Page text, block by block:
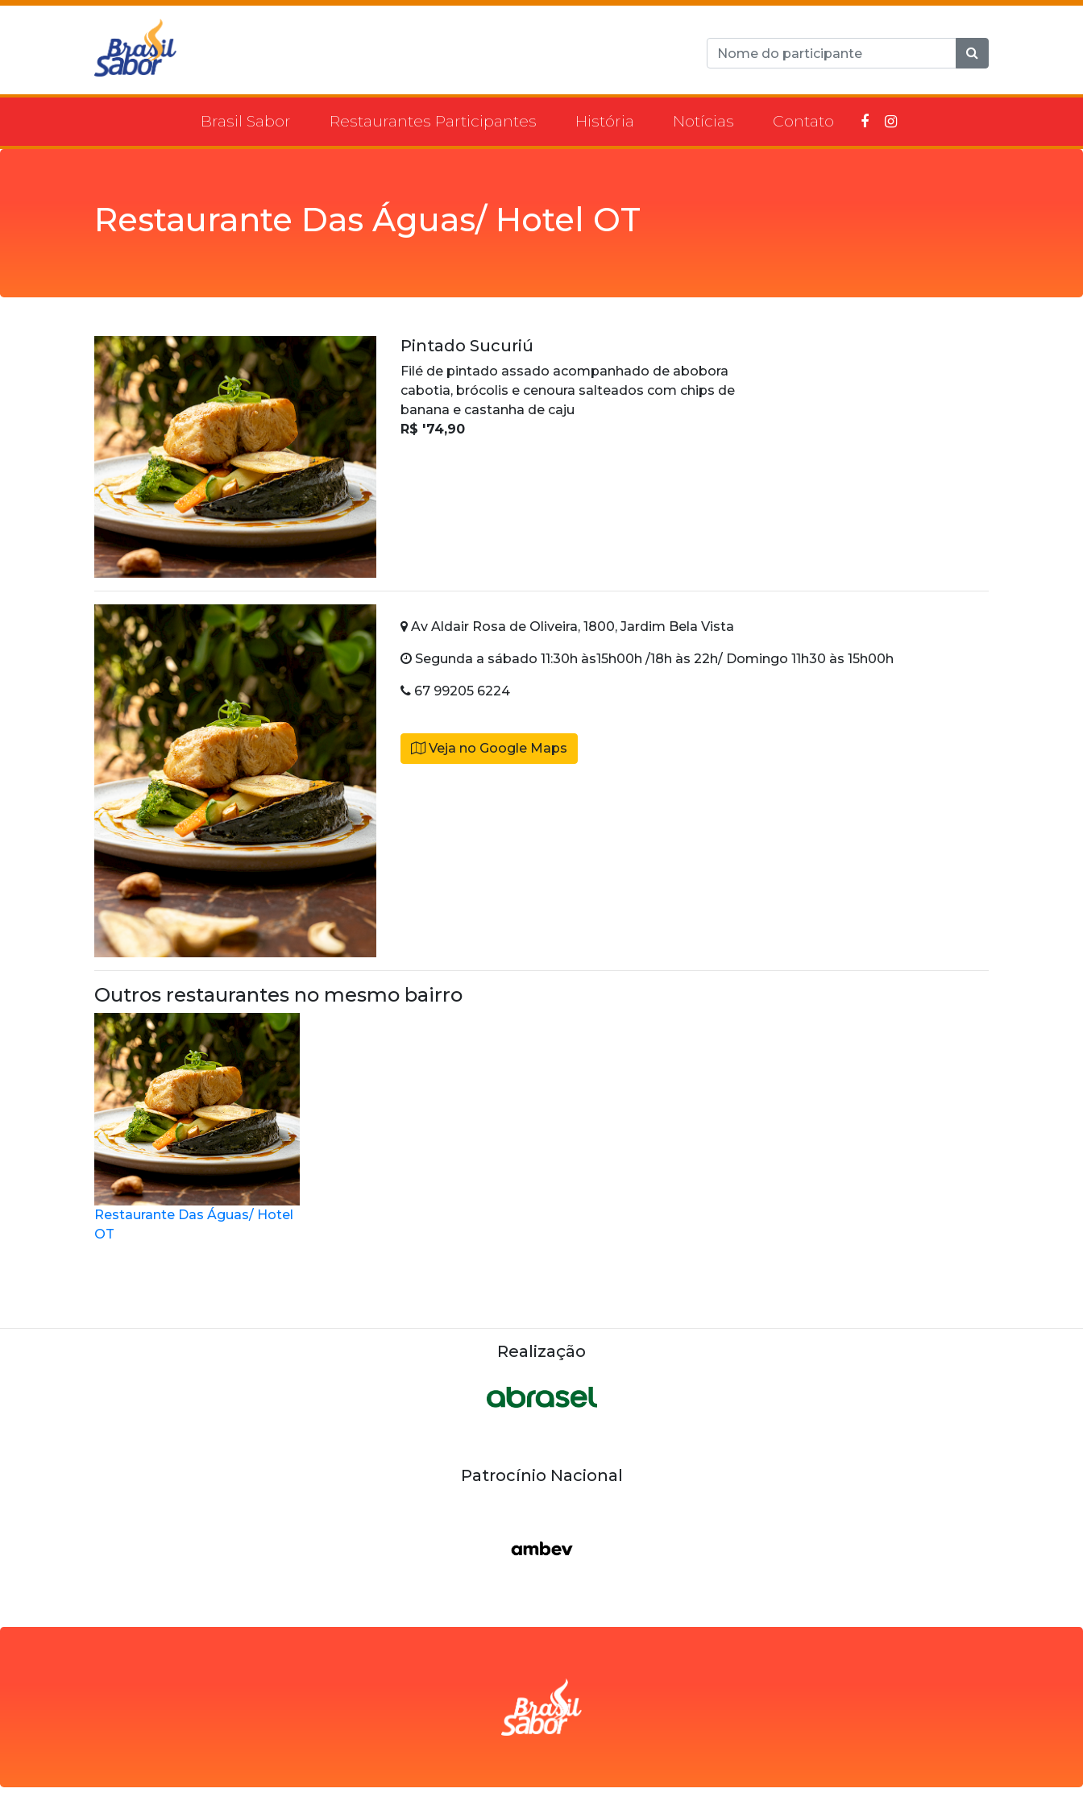
Brasil Sabor Restaurantes Participantes História Notícias Contato
Restaurante Das Águas/ Hotel OT
Pintado Sucuriú
Filé de pintado assado acompanhado de abobora
cabotia, brócolis e cenoura salteados com chips de
banana e castanha de caju
R$ '74,90
Av Aldair Rosa de Oliveira, 1800, Jardim Bela Vista
Segunda a sábado 11:30h às15h00h /18h às 22h/ Domingo 11h30 às 15h00h
67 99205 6224
Veja no Google Maps
Outros restaurantes no mesmo bairro
Restaurante Das Águas/ Hotel
OT
Realização
Patrocínio Nacional